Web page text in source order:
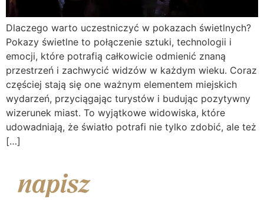
Dlaczego warto uczestniczyć w pokazach świetlnych?
Pokazy świetlne to połączenie sztuki, technologii i
emocji, które potrafią całkowicie odmienić znaną
przestrzeń i zachwycić widzów w każdym wieku. Coraz
częściej stają się one ważnym elementem miejskich
wydarzeń, przyciągając turystów i budując pozytywny
wizerunek miast. To wyjątkowe widowiska, które
udowadniają, że światło potrafi nie tylko zdobić, ale też
[…]
napisz